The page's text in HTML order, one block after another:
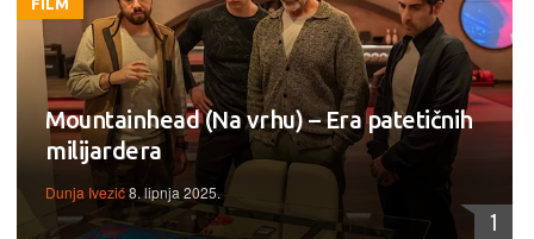
FILM
Mountainhead (Na vrhu) – Era patetičnih
milijardera
Dunja Ivezić8. lipnja 2025.
1